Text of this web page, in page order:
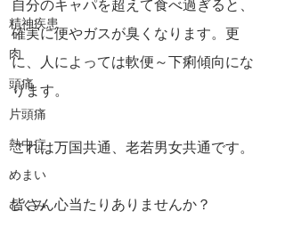
精神疾患
肉
頭痛
片頭痛
熱中症
めまい
むくみ
自分のキャパを超えて食べ過ぎると、
確実に便やガスが臭くなります。更
に、人によっては軟便～下痢傾向にな
ります。
これは万国共通、老若男女共通です。
皆さん心当たりありませんか？